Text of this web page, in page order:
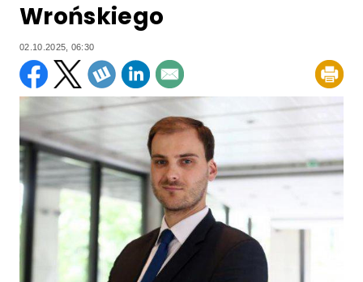
Wrońskiego
02.10.2025, 06:30